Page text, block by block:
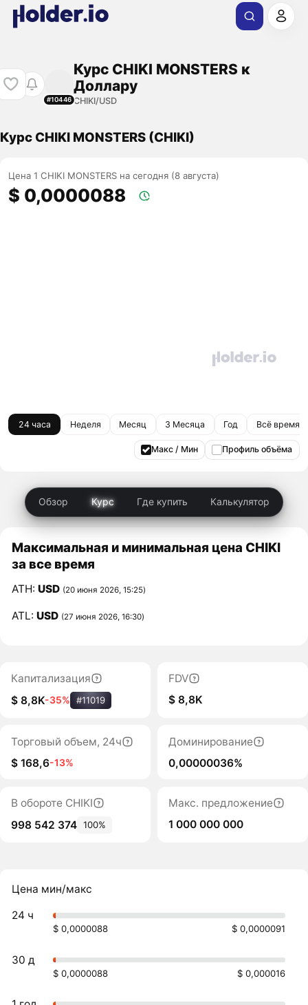
#10446
Курс CHIKI MONSTERS к
Доллару
CHIKI/USD
Курс CHIKI MONSTERS (CHIKI)
Цена 1 CHIKI MONSTERS на сегодня (8 августа)
$ 0,0000088
24 часа Неделя Месяц 3 Месяца Год Всё время
Макс / Мин Профиль объёма
Обзор Курс Где купить Калькулятор
Максимальная и минимальная цена CHIKI
за все время
ATH:USD (20 июня 2026, 15:25)
ATL:USD (27 июня 2026, 16:30)
Капитализация
$ 8,8K-35% #11019
FDV
$ 8,8K
Торговый объем, 24ч
$ 168,6-13%
Доминирование
0,00000036%
В обороте CHIKI
998 542 374 100%
Макс. предложение
1 000 000 000
Цена мин/макс
24 ч
$ 0,0000088 $ 0,0000091
30 д
$ 0,0000088 $ 0,000016